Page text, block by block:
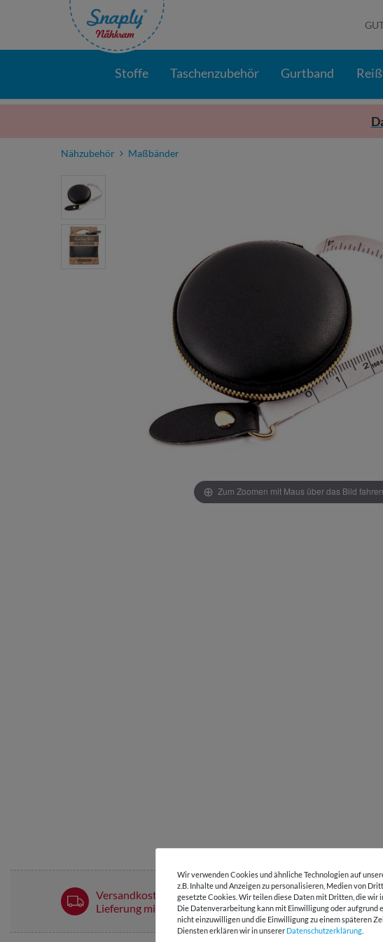
Stoffe Taschenzubehör Gurtband
Nähzubehör Maßbänder
Zum Zoomen mit Maus über das Bild fahren
Versandkostenfrei ab 60 € -
Lieferung mit DHL
E-Mail
Antwort in
Wir verwenden Cookies und ähnliche Technologien auf
z.B. Inhalte und Anzeigen zu personalisieren, Medien von
gesetzte Cookies. Wir teilen diese Daten mit Dritten, die wir
Die Datenverarbeitung kann mit Einwilligung oder aufgrund
nicht einzuwilligen und die Einwilligung zu einem späteren
Diensten erklären wir in unserer Daten­schutz­erklärung